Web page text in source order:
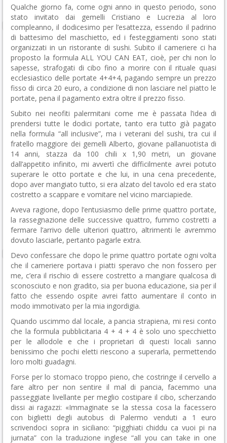
Qualche giorno fa, come ogni anno in questo periodo, sono
stato invitato dai gemelli Cristiano e Lucrezia al loro
compleanno, il dodicesimo per l’esattezza, essendo il padrino
di battesimo del maschietto, ed i festeggiamenti sono stati
organizzati in un ristorante di sushi. Subito il cameriere ci ha
proposto la formula ALL YOU CAN EAT, cioè, per chi non lo
sapesse, strafogati di cibo fino a morire con il rituale quasi
ecclesiastico delle portate 4+4+4, pagando sempre un prezzo
fisso di circa 20 euro, a condizione di non lasciare nel piatto le
portate, pena il pagamento extra oltre il prezzo fisso.
Subito nei neofiti palermitani come me è passata l’idea di
prendersi tutte le dodici portate, tanto era tutto già pagato
nella formula “all inclusive”, ma i veterani del sushi, tra cui il
fratello maggiore dei gemelli Alberto, giovane pallanuotista di
14 anni, stazza da 100 chili x 1,90 metri, un giovane
dall’appetito infinito, mi avvertì che difficilmente avrei potuto
superare le otto portate e che lui, in una cena precedente,
dopo aver mangiato tutto, si era alzato del tavolo ed era stato
costretto a scappare e vomitare nel vicino marciapiede.
Aveva ragione, dopo l’entusiasmo delle prime quattro portate,
la rassegnazione delle successive quattro, fummo costretti a
fermare l’arrivo delle ulteriori quattro, altrimenti le avremmo
dovuto lasciarle, pertanto pagarle extra.
Devo confessare che dopo le prime quattro portate ogni volta
che il cameriere portava i piatti speravo che non fossero per
me, c’era il rischio di essere costretto a mangiare qualcosa di
sconosciuto e non gradito, sia per buona educazione, sia per il
fatto che essendo ospite avrei fatto aumentare il conto in
modo immotivato per la mia ingordigia.
Quando uscimmo dal locale, a pancia strapiena, mi resi conto
che la formula pubblicitaria 4 + 4 + 4 è solo uno specchietto
per le allodole e che i proprietari di questi locali sanno
benissimo che pochi eletti riescono a superarla, permettendo
loro molti guadagni.
Forse per lo stomaco troppo pieno, che costringe il cervello a
fare altro per non sentire il mal di pancia, facemmo una
passeggiate livellante per meglio costipare il cibo, scherzando
dissi ai ragazzi: «Immaginate se la stessa cosa la facessero
con biglietti degli autobus di Palermo venduti a 1 euro
scrivendoci sopra in siciliano: “pigghiati chiddu ca vuoi pi na
jurnata” con la traduzione inglese “all you can take in one